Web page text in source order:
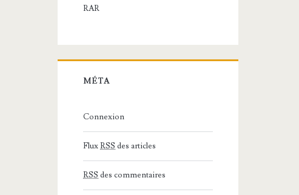
RAR
MÉTA
Connexion
FluxRSS des articles
RSS des commentaires